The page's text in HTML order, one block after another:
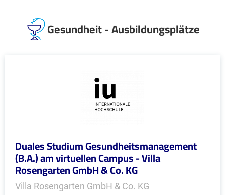
Gesundheit - Ausbildungsplätze
Duales Studium Gesundheitsmanagement
(B.A.) am virtuellen Campus - Villa
Rosengarten GmbH & Co. KG
Villa Rosengarten GmbH & Co. KG